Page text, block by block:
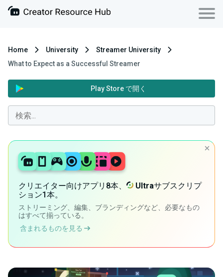
Home University
Streamer University
What to Expect as a Successful Streamer
Play Store で開く
クリエイター向けアプリ8本、 Ultraサブスクリプ
ション1本。
ストリーミング、編集、ブランディングなど、必要なもの
はすべて揃っている。
含まれるものを見る